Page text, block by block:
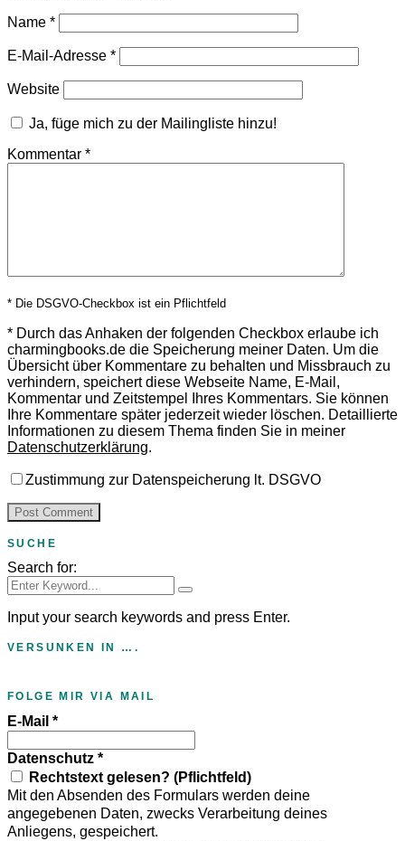
Name *
E-Mail-Adresse *
Website
Ja, füge mich zu der Mailingliste hinzu!
Kommentar *
* Die DSGVO-Checkbox ist ein Pflichtfeld
* Durch das Anhaken der folgenden Checkbox erlaube ich
charmingbooks.de die Speicherung meiner Daten. Um die
Übersicht über Kommentare zu behalten und Missbrauch zu
verhindern, speichert diese Webseite Name, E-Mail,
Kommentar und Zeitstempel Ihres Kommentars. Sie können
Ihre Kommentare später jederzeit wieder löschen. Detaillierte
Informationen zu diesem Thema finden Sie in meiner
Datenschutzerklärung.
Zustimmung zur Datenspeicherung lt. DSGVO
SUCHE
Search for:
Input your search keywords and press Enter.
VERSUNKEN IN ….
FOLGE MIR VIA MAIL
E-Mail *
Datenschutz *
Rechtstext gelesen? (Pflichtfeld)
Mit den Absenden des Formulars werden deine
angegebenen Daten, zwecks Verarbeitung deines
Anliegens, gespeichert.